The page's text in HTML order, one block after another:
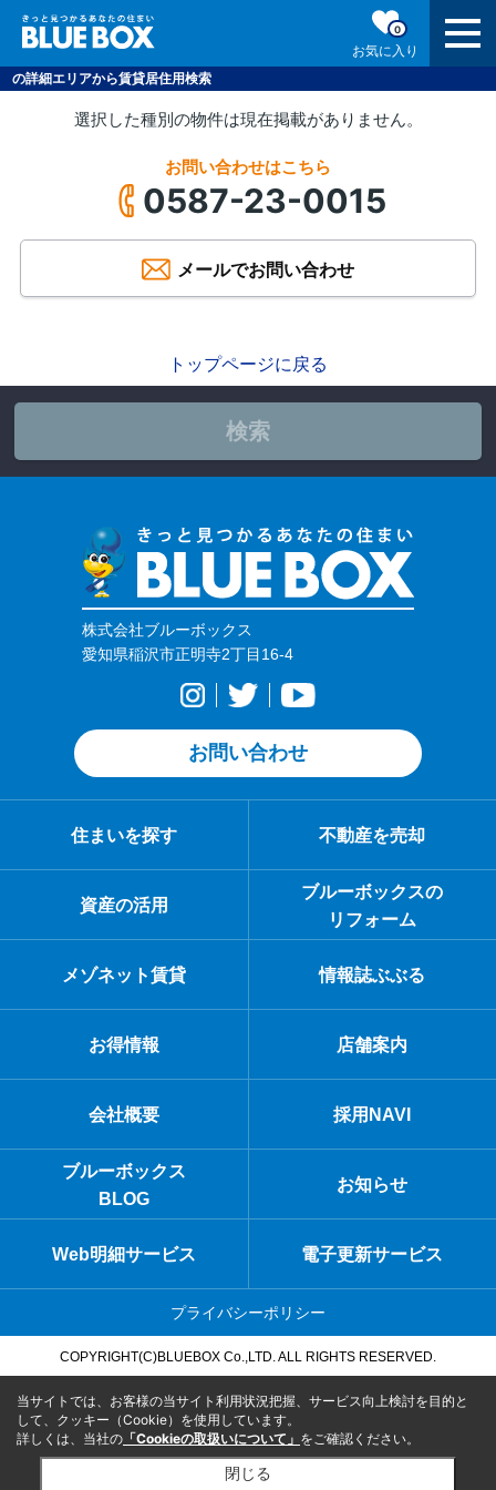
お気に入り
0
の詳細エリアから賃貸居住用検索
選択した種別の物件は現在掲載がありません。
お問い合わせはこちら
0587-23-0015
メールでお問い合わせ
トップページに戻る
検索
株式会社ブルーボックス
愛知県稲沢市正明寺2丁目16-4
お問い合わせ
住まいを探す 不動産を売却
資産の活用
ブルーボックスの
リフォーム
メゾネット賃貸 情報誌ぶぶる
お得情報 店舗案内
会社概要 採用NAVI
ブルーボックス
BLOG
お知らせ
Web明細サービス 電子更新サービス
プライバシーポリシー
COPYRIGHT(C)BLUEBOX Co.,LTD. ALL RIGHTS RESERVED.
当サイトでは、お客様の当サイト利用状況把握、サービス向上検討を目的と
して、クッキー（Cookie）を使用しています。
詳しくは、当社の 「Cookieの取扱いについて」 をご確認ください。
閉じる